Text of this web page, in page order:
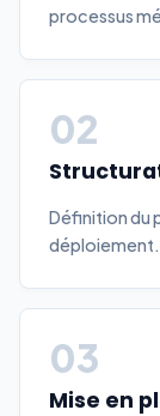
processus
02
Définition du
déploiement.
03
Mise en